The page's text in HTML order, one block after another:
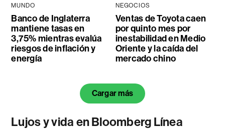
MUNDO
Banco de Inglaterra
mantiene tasas en
3,75% mientras evalúa
riesgos de inflación y
energía
NEGOCIOS
Ventas de Toyota caen
por quinto mes por
inestabilidad en Medio
Oriente y la caída del
mercado chino
Cargar más
Lujos y vida en Bloomberg Línea